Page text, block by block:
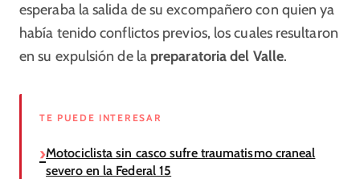
esperaba la salida de su excompañero con quien ya
había tenido conflictos previos, los cuales resultaron
en su expulsión de la preparatoria del Valle.
TE PUEDE INTERESAR
Motociclista sin casco sufre traumatismo craneal
severo en la Federal 15